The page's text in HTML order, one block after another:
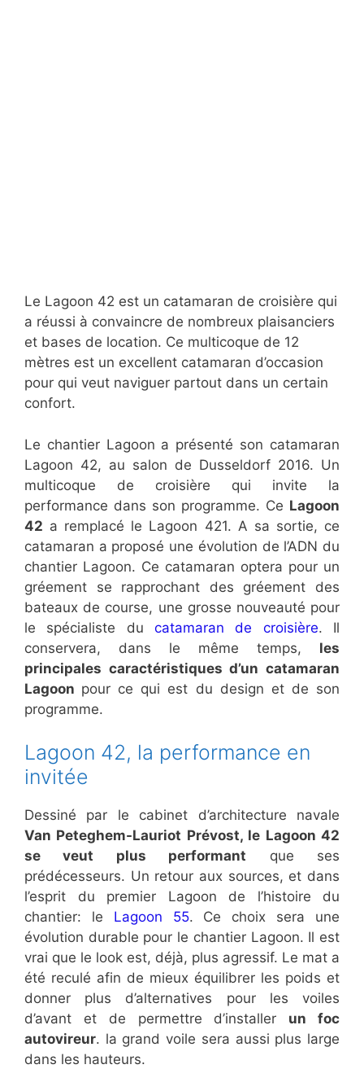
Le Lagoon 42 est un catamaran de croisière qui
a réussi à convaincre de nombreux plaisanciers
et bases de location. Ce multicoque de 12
mètres est un excellent catamaran d’occasion
pour qui veut naviguer partout dans un certain
confort.
Le chantier Lagoon a présenté son catamaran
Lagoon 42, au salon de Dusseldorf 2016. Un
multicoque de croisière qui invite la
performance dans son programme. Ce Lagoon
42 a remplacé le Lagoon 421. A sa sortie, ce
catamaran a proposé une évolution de l’ADN du
chantier Lagoon. Ce catamaran optera pour un
gréement se rapprochant des gréement des
bateaux de course, une grosse nouveauté pour
le spécialiste du catamaran de croisière. Il
conservera, dans le même temps, les
principales caractéristiques d’un catamaran
Lagoon pour ce qui est du design et de son
programme.
Lagoon 42, la performance en
invitée
Dessiné par le cabinet d’architecture navale
Van Peteghem-Lauriot Prévost, le Lagoon 42
se veut plus performant que ses
prédécesseurs. Un retour aux sources, et dans
l’esprit du premier Lagoon de l’histoire du
chantier: le Lagoon 55. Ce choix sera une
évolution durable pour le chantier Lagoon. Il est
vrai que le look est, déjà, plus agressif. Le mat a
été reculé afin de mieux équilibrer les poids et
donner plus d’alternatives pour les voiles
d’avant et de permettre d’installer un foc
autovireur. la grand voile sera aussi plus large
dans les hauteurs.